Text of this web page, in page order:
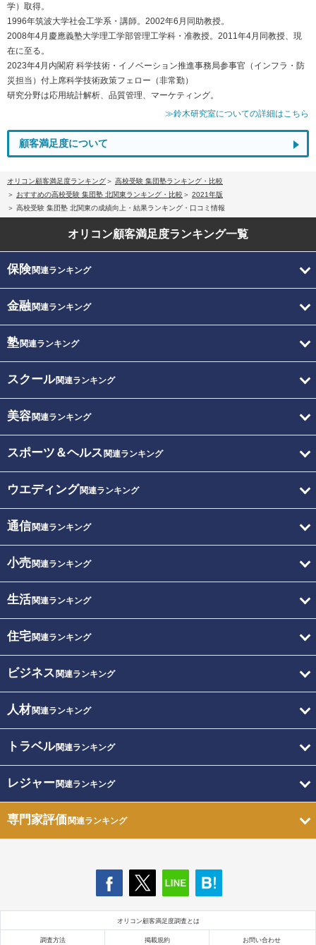
学）取得。
1996年筑波大学社会工学系・講師。2002年6月同助教授。
2008年4月慶應義塾大学理工学部管理工学科・准教授。2011年4月同教授、現
在に至る。
2023年4月内閣府 科学技術・イノベーション推進事務局参事官（インフラ・防
災担当）付上席科学技術政策フェロー（非常勤）
研究分野は応用統計解析、品質管理、マーケティング。
≫鈴木研究室についての詳細はこちら
顧客満足度について
オリコン顧客満足度ランキング
高校受験 集団塾ランキング・比較
おすすめの高校受験 集団塾 北関東ランキング・比較
2021年版
高校受験 集団塾 北関東の成績向上・結果ランキング・口コミ情報
オリコン顧客満足度ランキング一覧
保険関連ランキング
金融関連ランキング
塾関連ランキング
スクール関連ランキング
美容関連ランキング
スポーツ＆ヘルス 関連ランキング
ウエディング関連ランキング
通信関連ランキング
小売関連ランキング
生活関連ランキング
住宅関連ランキング
ビジネス 関連ランキング
人材関連ランキング
トラベル関連ランキング
レジャー関連ランキング
専門家評価関連ランキング
オリコン顧客満足度調査とは
調査方法 掲載規約 お問い合わせ